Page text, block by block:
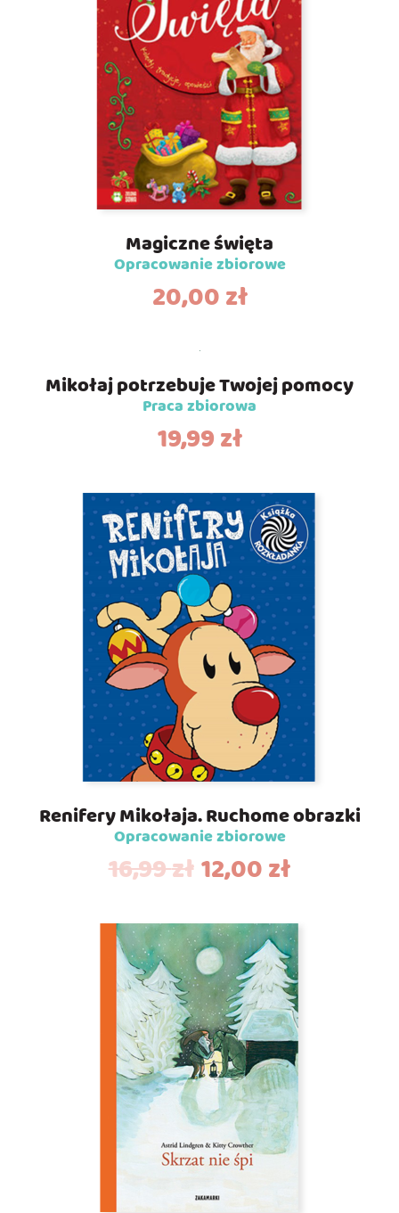
Magiczne święta
Opracowanie zbiorowe
20,00zł
Mikołaj potrzebuje Twojej pomocy
Praca zbiorowa
19,99zł
Renifery Mikołaja. Ruchome obrazki
Opracowanie zbiorowe
16,99zł12,00zł